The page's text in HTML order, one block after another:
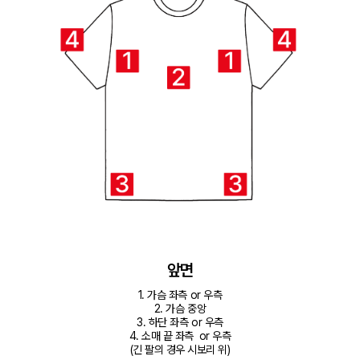
앞면
1. 가슴 좌측 or 우측
2. 가슴 중앙
3. 하단 좌측 or 우측
4. 소매 끝 좌측  or 우측
(긴 팔의 경우 시보리 위)